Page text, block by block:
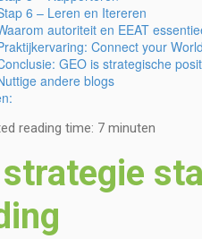
6 – Leren en Itereren
autoriteit en EEAT
Connect your World
GEO is strategische
andere blogs
reading time: 7minuten
strategie